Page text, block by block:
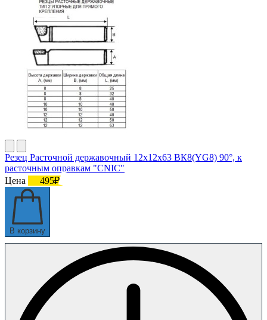
Резец Расточной державочный 12х12х63 ВК8(YG8) 90°, к
расточным оправкам "CNIC"
Цена
495₽
В корзину